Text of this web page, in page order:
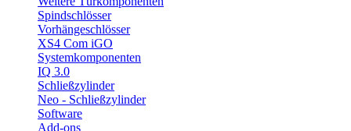
Spindschlösser
Vorhängeschlösser
XS4 Com iGO
Systemkomponenten
IQ 3.0
Schließzylinder
Neo - Schließzylinder
Software
Add-ons